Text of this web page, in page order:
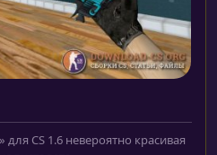
CS 1.6 невероятно красивая